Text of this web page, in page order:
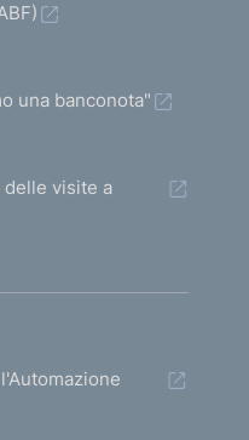
una banconota"
visite a